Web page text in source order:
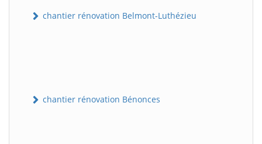
chantier rénovation Belmont-Luthézieu
chantier rénovation Bénonces